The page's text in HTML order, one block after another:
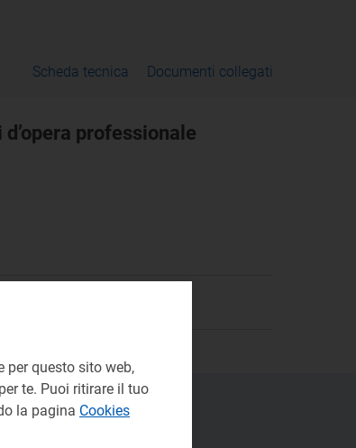
Scheda tecnica Documenti collegati
professionale
per questo sito web,
te. Puoi ritirare il tuo
la pagina Cookies